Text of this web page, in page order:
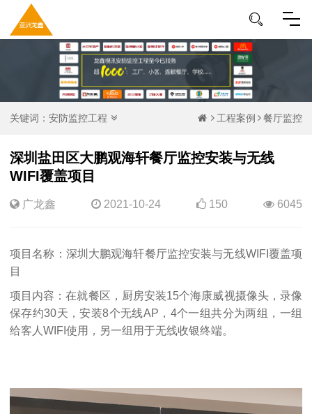
关键词： 安防监控工程 工程案例 餐厅监控
深圳盐田区大鹏观海轩餐厅监控安装与无线
WIFI覆盖项目
广龙鑫 2021-10-24 150 6045
项 目名称：深圳大鹏观海轩餐厅监控安装与无线WIFI覆盖项
目
项目内容：在就餐区，厨房安装15个海康威视摄像头，录像
保存约30天，安装8个无线AP，4个一组共分为两组，一组
给客人WIFI使用，另一组用于无线收银终端。